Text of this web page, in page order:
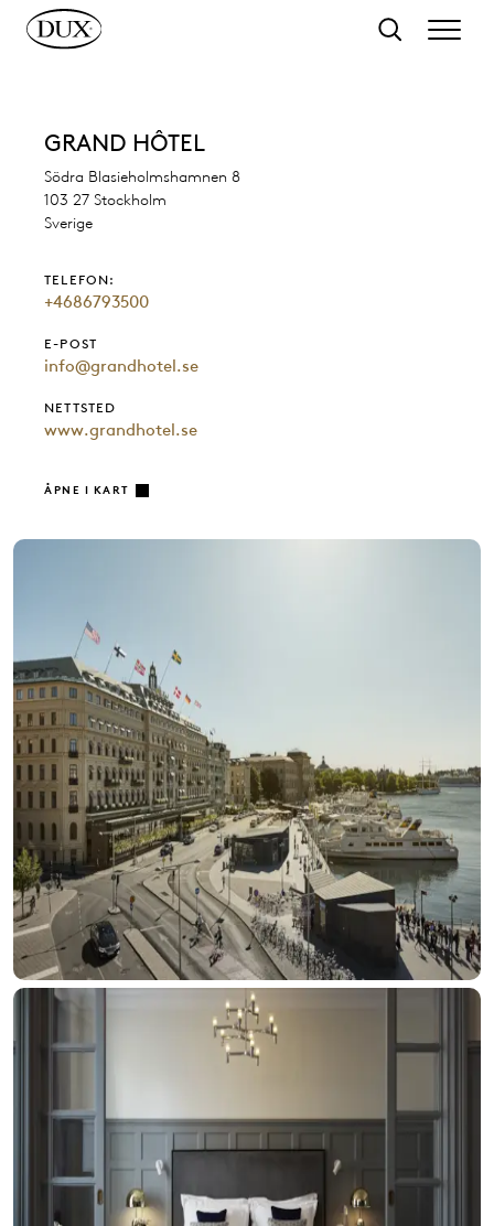
hovedinnhold
Søk
GRAND HÔTEL
Södra Blasieholmshamnen 8
103 27 Stockholm
Sverige
TELEFON:
+4686793500
E-POST
info@grandhotel.se
NETTSTED
www.grandhotel.se
ÅPNE I KART